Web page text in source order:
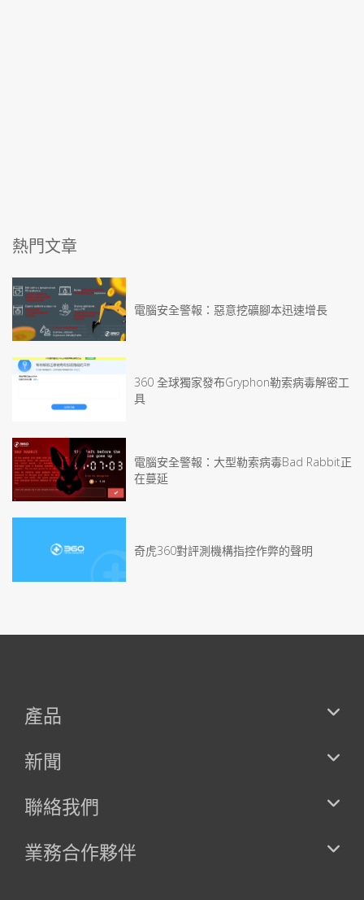
熱門文章
電腦安全警報：惡意挖礦腳本迅速增長
360 全球獨家發布Gryphon勒索病毒解密工
具
電腦安全警報：大型勒索病毒Bad Rabbit正
在蔓延
奇虎360對評測機構指控作弊的聲明
產品
新聞
聯絡我們
業務合作夥伴